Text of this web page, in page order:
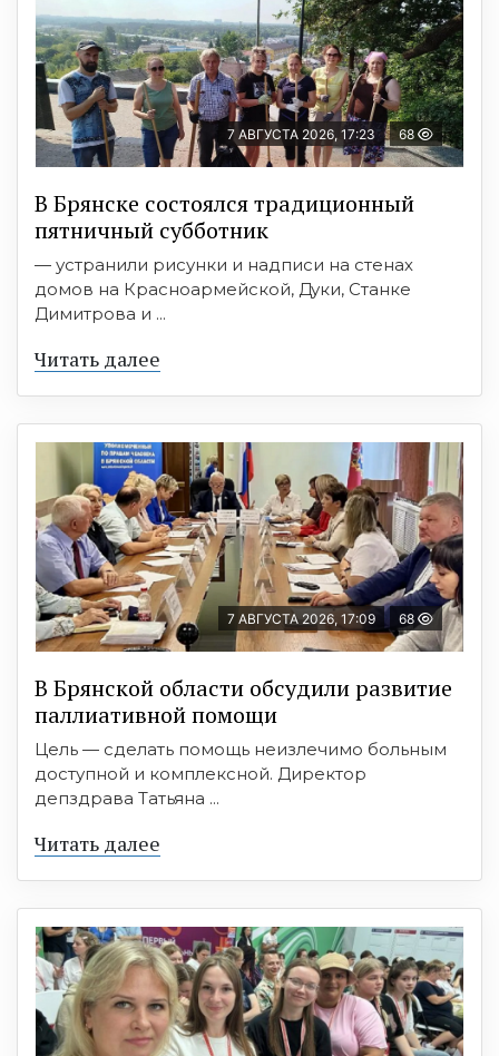
7 АВГУСТА 2026, 17:23 68
В Брянске состоялся традиционный
пятничный субботник
— устранили рисунки и надписи на стенах
домов на Красноармейской, Дуки, Станке
Димитрова и ...
Читать далее
7 АВГУСТА 2026, 17:09 68
В Брянской области обсудили развитие
паллиативной помощи
Цель — сделать помощь неизлечимо больным
доступной и комплексной. Директор
депздрава Татьяна ...
Читать далее